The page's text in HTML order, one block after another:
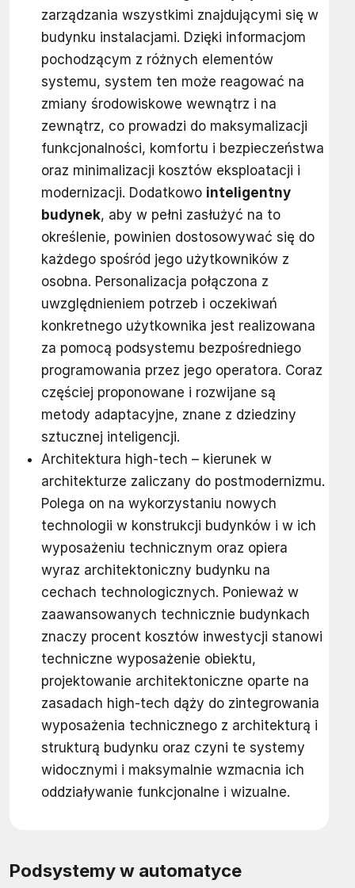
zarządzania wszystkimi znajdującymi się w
budynku instalacjami. Dzięki informacjom
pochodzącym z różnych elementów
systemu, system ten może reagować na
zmiany środowiskowe wewnątrz i na
zewnątrz, co prowadzi do maksymalizacji
funkcjonalności, komfortu i bezpieczeństwa
oraz minimalizacji kosztów eksploatacji i
modernizacji. Dodatkowo inteligentny
budynek, aby w pełni zasłużyć na to
określenie, powinien dostosowywać się do
każdego spośród jego użytkowników z
osobna. Personalizacja połączona z
uwzględnieniem potrzeb i oczekiwań
konkretnego użytkownika jest realizowana
za pomocą podsystemu bezpośredniego
programowania przez jego operatora. Coraz
częściej proponowane i rozwijane są
metody adaptacyjne, znane z dziedziny
sztucznej inteligencji.
Architektura high-tech – kierunek w
architekturze zaliczany do postmodernizmu.
Polega on na wykorzystaniu nowych
technologii w konstrukcji budynków i w ich
wyposażeniu technicznym oraz opiera
wyraz architektoniczny budynku na
cechach technologicznych. Ponieważ w
zaawansowanych technicznie budynkach
znaczy procent kosztów inwestycji stanowi
techniczne wyposażenie obiektu,
projektowanie architektoniczne oparte na
zasadach high-tech dąży do zintegrowania
wyposażenia technicznego z architekturą i
strukturą budynku oraz czyni te systemy
widocznymi i maksymalnie wzmacnia ich
oddziaływanie funkcjonalne i wizualne.
Podsystemy w automatyce